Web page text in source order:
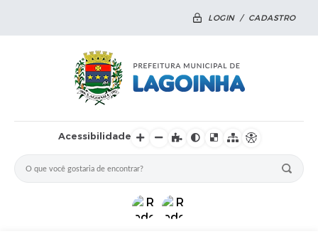
LOGIN / CADASTRO
Acessibilidade